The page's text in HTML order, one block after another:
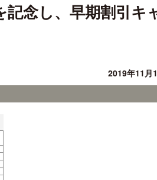
記念し、早期割引キ
2019年11月